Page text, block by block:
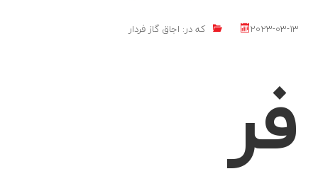
2023-03-13 که در: اجاق گاز فردار
فر